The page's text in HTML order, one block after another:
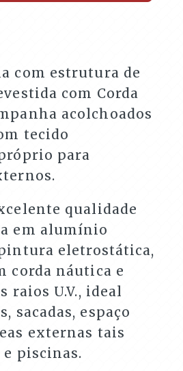
com estrutura de
com Corda
acolchoados
tecido
para
qualidade
em alumínio
eletrostática,
corda náutica e
raios U.V., ideal
sacadas, espaço
externas tais
piscinas.